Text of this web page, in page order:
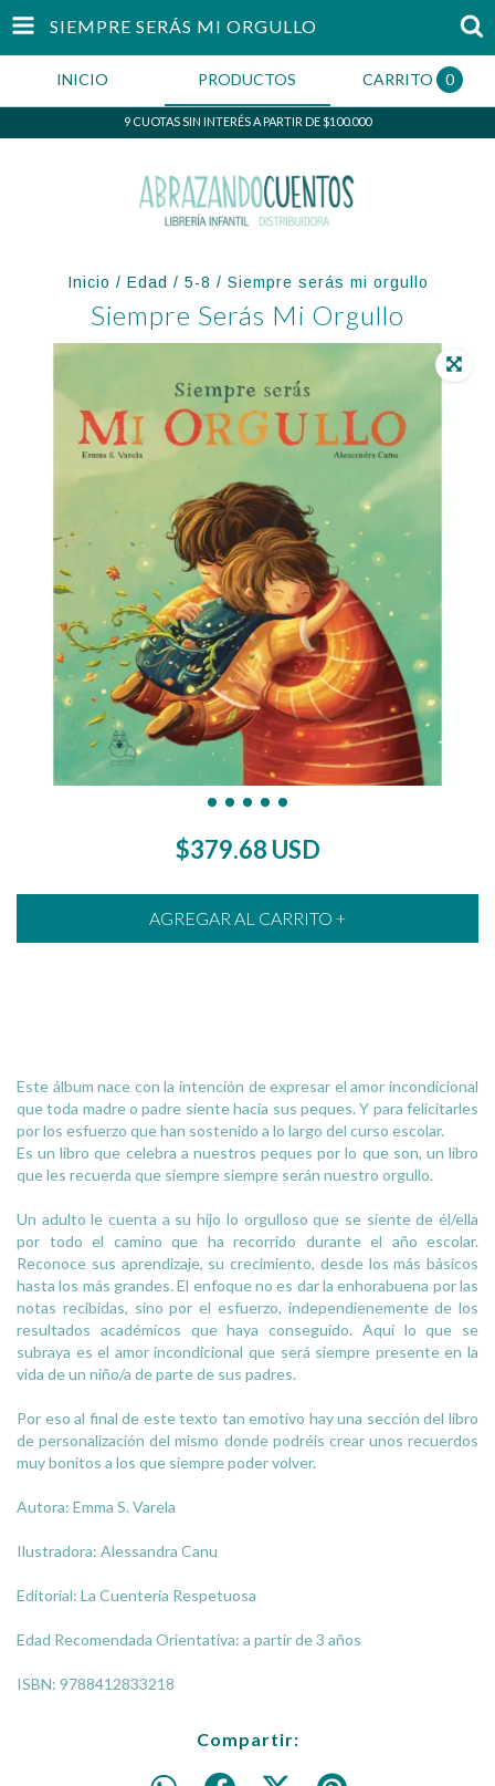
SIEMPRE SERÁS MI ORGULLO
INICIO PRODUCTOS CARRITO 0
9 CUOTAS SIN INTERÉS A PARTIR DE $100.000
Inicio / Edad / 5-8 / Siempre serás mi orgullo
Siempre Serás Mi Orgullo
$379.68 USD
Este álbum nace con la intención de expresar el amor incondicional
que toda madre o padre siente hacia sus peques. Y para felicitarles
por los esfuerzo que han sostenido a lo largo del curso escolar.
Es un libro que celebra a nuestros peques por lo que son, un libro
que les recuerda que siempre siempre serán nuestro orgullo.
Un adulto le cuenta a su hijo lo orgulloso que se siente de él/ella
por todo el camino que ha recorrido durante el año escolar.
Reconoce sus aprendizaje, su crecimiento, desde los más básicos
hasta los más grandes. El enfoque no es dar la enhorabuena por las
notas recibidas, sino por el esfuerzo, independienemente de los
resultados académicos que haya conseguido. Aquí lo que se
subraya es el amor incondicional que será siempre presente en la
vida de un niño/a de parte de sus padres.
Por eso al final de este texto tan emotivo hay una sección del libro
de personalización del mismo donde podréis crear unos recuerdos
muy bonitos a los que siempre poder volver.
Autora: Emma S. Varela
Ilustradora: Alessandra Canu
Editorial: La Cuentería Respetuosa
Edad Recomendada Orientativa: a partir de 3 años
ISBN: 9788412833218
Compartir: